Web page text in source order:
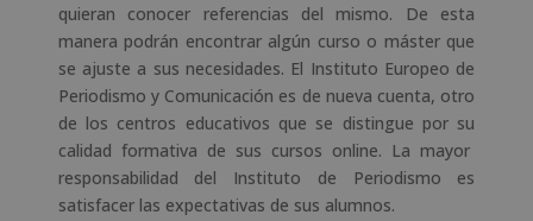
quieran conocer referencias del mismo. De esta
manera podrán encontrar algún curso o máster que
se ajuste a sus necesidades. El Instituto Europeo de
Periodismo y Comunicación es de nueva cuenta, otro
de los centros educativos que se distingue por su
calidad formativa de sus cursos online. La mayor
responsabilidad del Instituto de Periodismo es
satisfacer las expectativas de sus alumnos.